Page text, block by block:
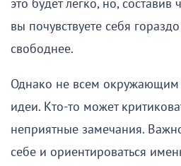
это будет легко, но, составив
вы почувствуете себя
свободнее.
Однако не всем окружающим
идеи. Кто-то может
неприятные замечания.
себе и ориентироваться